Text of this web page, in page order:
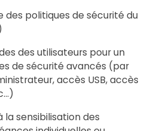
des politiques de sécurité du
des utilisateurs pour un
de sécurité avancés (par
accès USB, accès
la sensibilisation des